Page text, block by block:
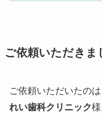
ご依頼いただき
ご依頼いただいたの
れい歯科クリニック様